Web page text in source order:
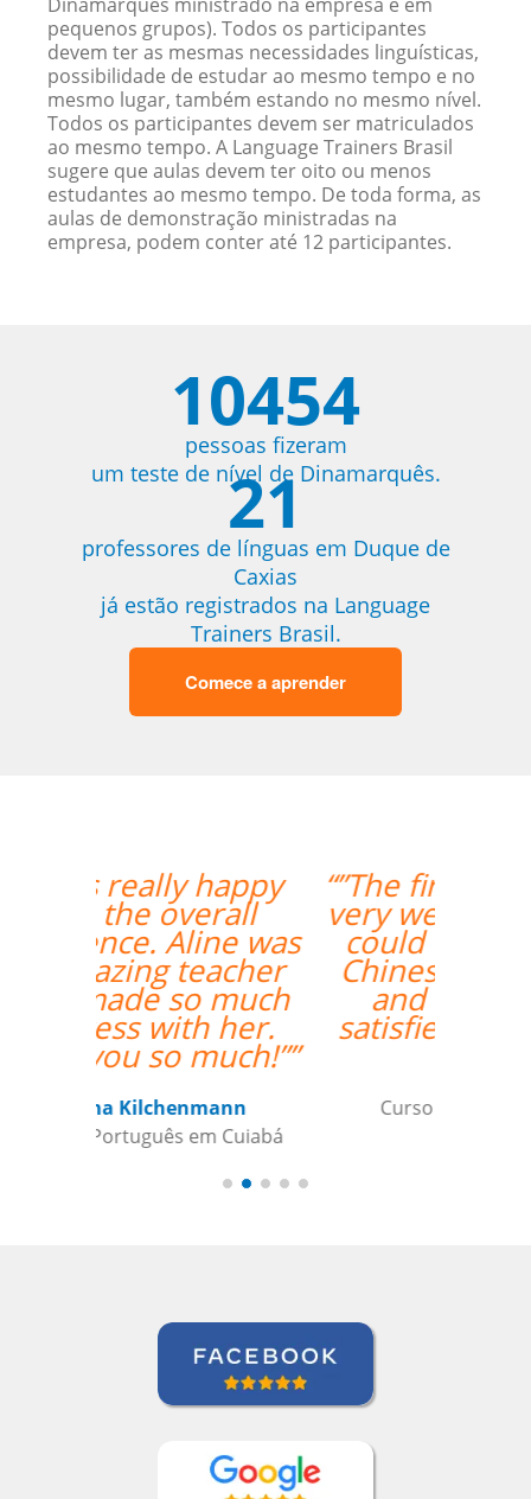
pequenos grupos). Todos os participantes
devem ter as mesmas necessidades linguísticas,
possibilidade de estudar ao mesmo tempo e no
mesmo lugar, também estando no mesmo nível.
Todos os participantes devem ser matriculados
ao mesmo tempo. A Language Trainers Brasil
sugere que aulas devem ter oito ou menos
estudantes ao mesmo tempo. De toda forma, as
aulas de demonstração ministradas na
empresa, podem conter até 12 participantes.
10454
pessoas fizeram
um teste de nível de Dinamarquês.
21
professores de línguas em Duque de
Caxias
já estão registrados na Language
Trainers Brasil.
Comece a aprender
“”The first lesson went
very well! Prof. Carlos
could teach both in
Chinese and English
and we're quite
satisfied with that. ””
Curso de em São Paulo